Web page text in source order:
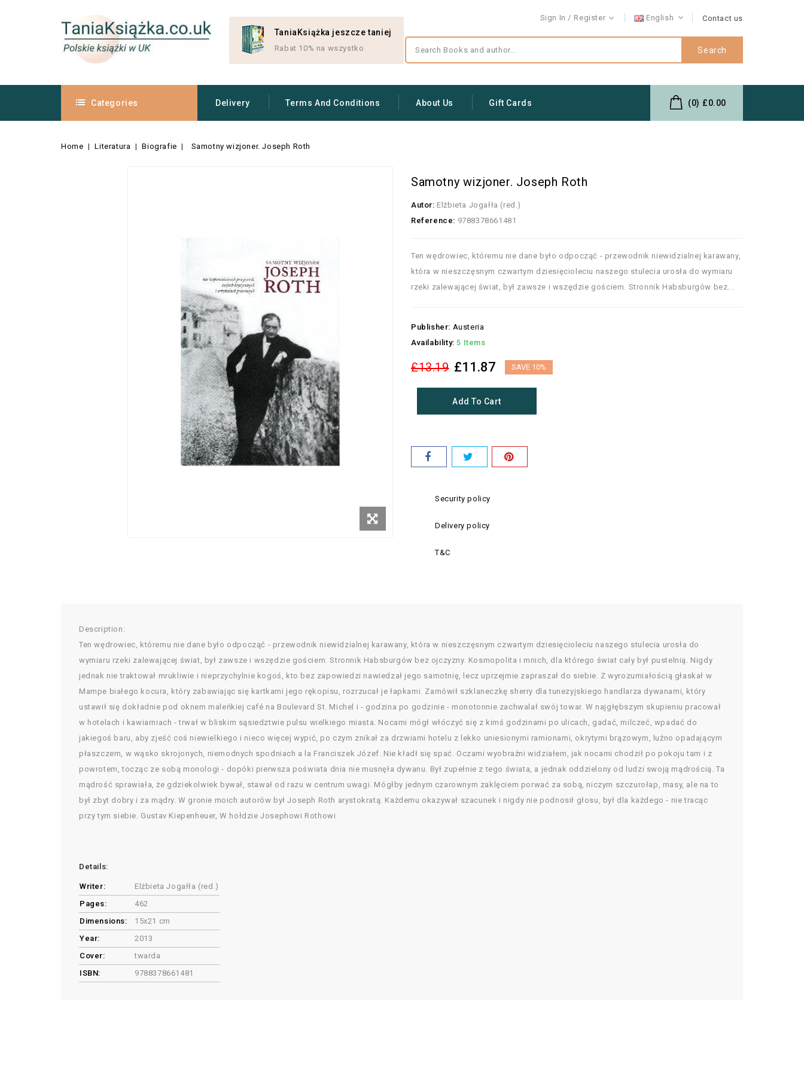
Sign In Register English Contact us
TaniaKsiążka jeszcze taniej
Rabat 10% na wszystko Search
Categories Delivery Terms And Conditions About Us Gift Cards (0) £0.00
Home Literatura Biografie Samotny wizjoner. Joseph Roth
Samotny wizjoner. Joseph Roth
Autor: Elżbieta Jogałła (red.)
Reference: 9788378661481
Ten wędrowiec, któremu nie dane było odpocząć - przewodnik niewidzialnej karawany,
która w nieszczęsnym czwartym dziesięcioleciu naszego stulecia urosła do wymiaru
rzeki zalewającej świat, był zawsze i wszędzie gościem. Stronnik Habsburgów bez...
Publisher: Austeria
Availability: 5 Items
£13.19 £11.87 SAVE 10%
Add To Cart
Security policy
Delivery policy
T&C
Description:
Ten wędrowiec, któremu nie dane było odpocząć - przewodnik niewidzialnej karawany, która w nieszczęsnym czwartym dziesięcioleciu naszego stulecia urosła do
wymiaru rzeki zalewającej świat, był zawsze i wszędzie gościem. Stronnik Habsburgów bez ojczyzny. Kosmopolita i mnich, dla którego świat cały był pustelnią. Nigdy
jednak nie traktował mrukliwie i nieprzychylnie kogoś, kto bez zapowiedzi nawiedzał jego samotnię, lecz uprzejmie zapraszał do siebie. Z wyrozumiałością głaskał w
Mampe białego kocura, który zabawiając się kartkami jego rękopisu, rozrzucał je łapkami. Zamówił szklaneczkę sherry dla tunezyjskiego handlarza dywanami, który
ustawił się dokładnie pod oknem maleńkiej café na Boulevard St. Michel i - godzina po godzinie - monotonnie zachwalał swój towar. W najgłębszym skupieniu pracował
w hotelach i kawiarniach - trwał w bliskim sąsiedztwie pulsu wielkiego miasta. Nocami mógł włóczyć się z kimś godzinami po ulicach, gadać, milczeć, wpadać do
jakiegoś baru, aby zjeść coś niewielkiego i nieco więcej wypić, po czym znikał za drzwiami hotelu z lekko uniesionymi ramionami, okrytymi brązowym, luźno opadającym
płaszczem, w wąsko skrojonych, niemodnych spodniach a la Franciszek Józef. Nie kładł się spać. Oczami wyobraźni widziałem, jak nocami chodził po pokoju tam i z
powrotem, tocząc ze sobą monologi - dopóki pierwsza poświata dnia nie musnęła dywanu. Był zupełnie z tego świata, a jednak oddzielony od ludzi swoją mądrością. Ta
mądrość sprawiała, że gdziekolwiek bywał, stawał od razu w centrum uwagi. Mógłby jednym czarownym zaklęciem porwać za sobą, niczym szczurołap, masy, ale na to
był zbyt dobry i za mądry. W gronie moich autorów był Joseph Roth arystokratą. Każdemu okazywał szacunek i nigdy nie podnosił głosu, był dla każdego - nie tracąc
przy tym siebie. Gustav Kiepenheuer, W hołdzie Josephowi Rothowi
Details:
Writer:
Elżbieta Jogałła (red.)
Pages:
462
Dimensions:
15x21 cm
Year:
2013
Cover:
twarda
ISBN:
9788378661481